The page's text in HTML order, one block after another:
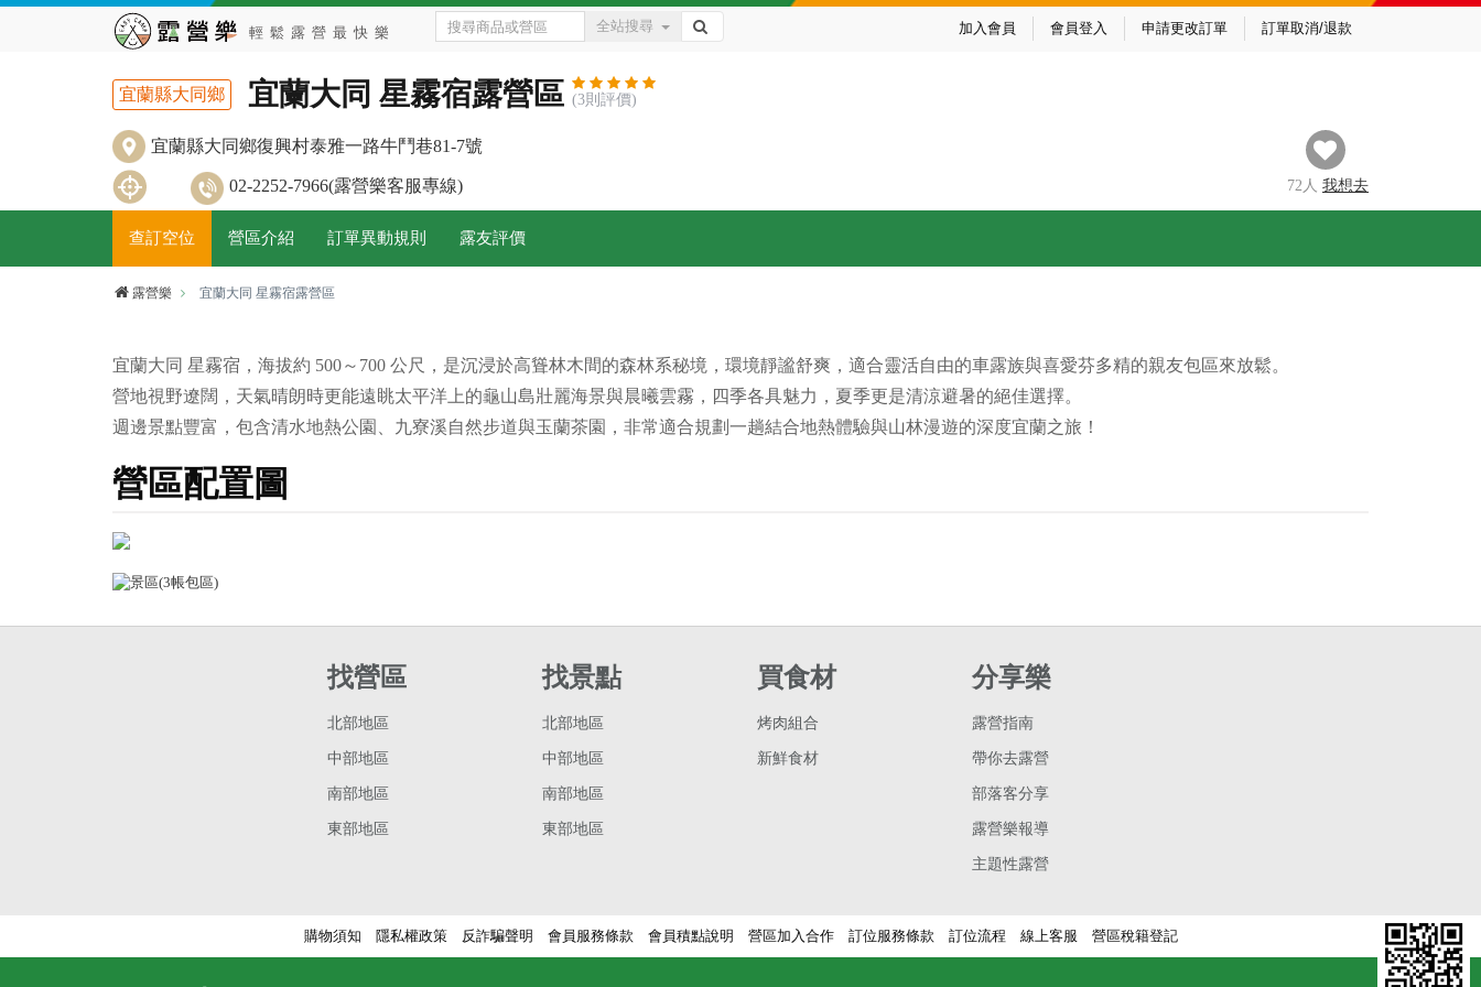
全站搜尋 加入會員 會員登入 申請更改訂單 訂單取消/退款
宜蘭縣大同鄉 宜蘭大同 星霧宿露營區 (3則評價)
宜蘭縣大同鄉復興村泰雅一路牛鬥巷81-7號
02-2252-7966(露營樂客服專線) 72人 我想去
查訂空位 營區介紹 訂單異動規則 露友評價
露營樂 宜蘭大同 星霧宿露營區
宜蘭大同 星霧宿，海拔約 500～700 公尺，是沉浸於高聳林木間的森林系秘境，環境靜謐舒爽，適合靈活自由的車露族與喜愛芬多精的親友包區來放鬆。
營地視野遼闊，天氣晴朗時更能遠眺太平洋上的龜山島壯麗海景與晨曦雲霧，四季各具魅力，夏季更是清涼避暑的絕佳選擇。
週邊景點豐富，包含清水地熱公園、九寮溪自然步道與玉蘭茶園，非常適合規劃一趟結合地熱體驗與山林漫遊的深度宜蘭之旅！
營區配置圖
找營區
北部地區
中部地區
南部地區
東部地區
找景點
北部地區
中部地區
南部地區
東部地區
買食材
烤肉組合
新鮮食材
分享樂
露營指南
帶你去露營
部落客分享
露營樂報導
主題性露營
購物須知 隱私權政策 反詐騙聲明 會員服務條款 會員積點說明 營區加入合作 訂位服務條款 訂位流程 線上客服 營區稅籍登記